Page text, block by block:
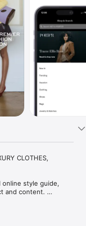
CLOTHES,
online style guide,
and content.